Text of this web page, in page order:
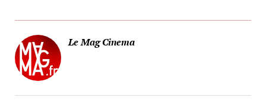
Le Mag Cinema